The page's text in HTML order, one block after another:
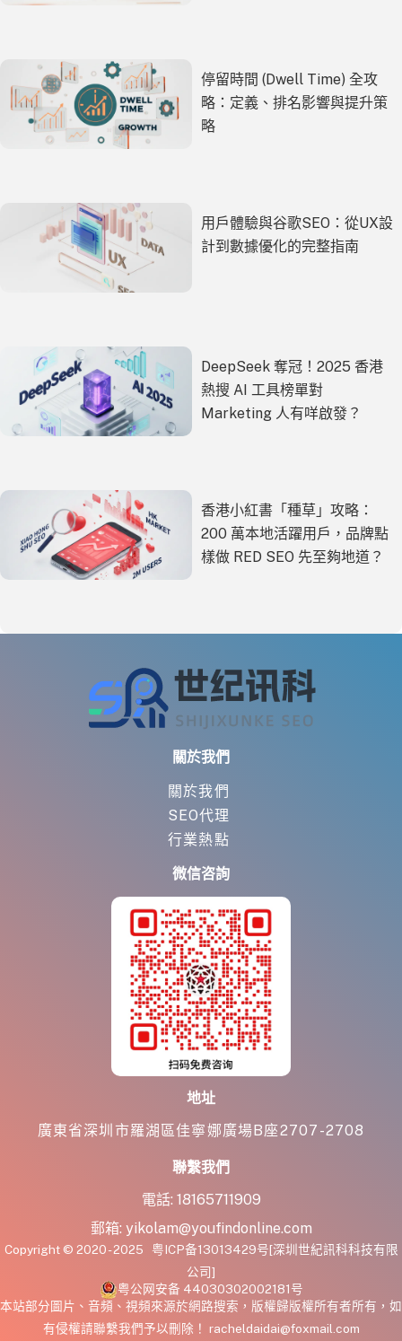
停留時間 (Dwell Time) 全攻
略：定義、排名影響與提升策
略
用戶體驗與谷歌SEO：從UX設
計到數據優化的完整指南
DeepSeek 奪冠！2025 香港
熱搜 AI 工具榜單對
Marketing 人有咩啟發？
香港小紅書「種草」攻略：
200 萬本地活躍用戶，品牌點
樣做 RED SEO 先至夠地道？
關於我們
關於我們
SEO代理
行業熱點
微信咨詢
地址
廣東省深圳市羅湖區佳寧娜廣場B座2707-2708
聯繫我們
電話: 18165711909
郵箱: yikolam@youfindonline.com
Copyright © 2020 - 2025 粤ICP备13013429号[深圳世紀訊科科技有限
公司]
粤公网安备 44030302002181号
本站部分圖片、音頻、視頻來源於網路搜索，版權歸版權所有者所有，如
有侵權請聯繫我們予以刪除！ racheldaidai@foxmail.com